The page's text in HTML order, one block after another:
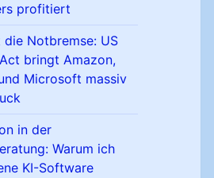
profitiert
die Notbremse: US
bringt Amazon,
Microsoft massiv
in der
Warum ich
KI-Software